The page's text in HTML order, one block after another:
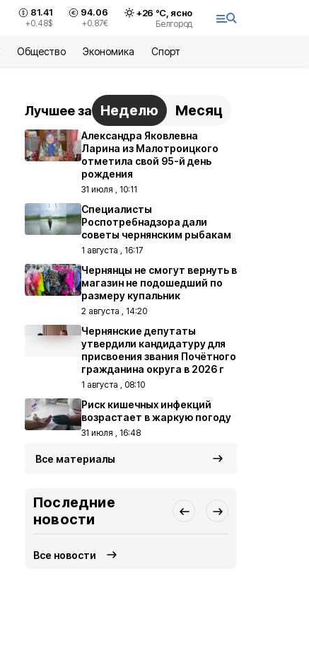
81.41
+0.48$
94.06
+0.87€
+26 °С, ясно
Белгород
Общество Экономика Спорт
Лучшее за Неделю Месяц
Александра Яковлевна
Ларина из Малотроицкого
отметила свой 95-й день
рождения
31 июля , 10:11
Специалисты
Роспотребнадзора дали
советы чернянским рыбакам
1 августа , 16:17
Чернянцы не смогут вернуть в
магазин не подошедший по
размеру купальник
2 августа , 14:20
Чернянские депутаты
утвердили кандидатуру для
присвоения звания Почётного
гражданина округа в 2026 г
1 августа , 08:10
Риск кишечных инфекций
возрастает в жаркую погоду
31 июля , 16:48
Все материалы
Последние
новости
Все новости